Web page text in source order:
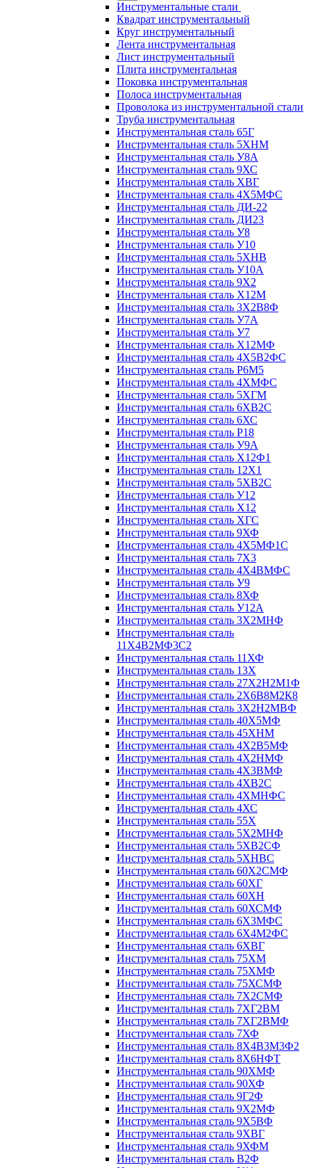
Инструментальные стали
Квадрат инструментальный
Круг инструментальный
Лента инструментальная
Лист инструментальный
Плита инструментальная
Поковка инструментальная
Полоса инструментальная
Проволока из инструментальной стали
Труба инструментальная
Инструментальная сталь 65Г
Инструментальная сталь 5ХНМ
Инструментальная сталь У8А
Инструментальная сталь 9ХС
Инструментальная сталь ХВГ
Инструментальная сталь 4Х5МФС
Инструментальная сталь ДИ-22
Инструментальная сталь ДИ23
Инструментальная сталь У8
Инструментальная сталь У10
Инструментальная сталь 5ХНВ
Инструментальная сталь У10А
Инструментальная сталь 9Х2
Инструментальная сталь Х12М
Инструментальная сталь 3Х2В8Ф
Инструментальная сталь У7А
Инструментальная сталь У7
Инструментальная сталь Х12МФ
Инструментальная сталь 4Х5В2ФС
Инструментальная сталь Р6М5
Инструментальная сталь 4ХМФС
Инструментальная сталь 5ХГМ
Инструментальная сталь 6ХВ2С
Инструментальная сталь 6ХС
Инструментальная сталь Р18
Инструментальная сталь У9А
Инструментальная сталь Х12Ф1
Инструментальная сталь 12Х1
Инструментальная сталь 5ХВ2С
Инструментальная сталь У12
Инструментальная сталь Х12
Инструментальная сталь ХГС
Инструментальная сталь 9ХФ
Инструментальная сталь 4Х5МФ1С
Инструментальная сталь 7Х3
Инструментальная сталь 4Х4ВМФС
Инструментальная сталь У9
Инструментальная сталь 8ХФ
Инструментальная сталь У12А
Инструментальная сталь 3Х2МНФ
Инструментальная сталь
11Х4В2МФ3С2
Инструментальная сталь 11ХФ
Инструментальная сталь 13Х
Инструментальная сталь 27Х2Н2М1Ф
Инструментальная сталь 2Х6В8М2К8
Инструментальная сталь 3Х2Н2МВФ
Инструментальная сталь 40Х5МФ
Инструментальная сталь 45ХНМ
Инструментальная сталь 4Х2В5МФ
Инструментальная сталь 4Х2НМФ
Инструментальная сталь 4Х3ВМФ
Инструментальная сталь 4ХВ2С
Инструментальная сталь 4ХМНФС
Инструментальная сталь 4ХС
Инструментальная сталь 55Х
Инструментальная сталь 5Х2МНФ
Инструментальная сталь 5ХВ2СФ
Инструментальная сталь 5ХНВС
Инструментальная сталь 60Х2СМФ
Инструментальная сталь 60ХГ
Инструментальная сталь 60ХН
Инструментальная сталь 60ХСМФ
Инструментальная сталь 6Х3МФС
Инструментальная сталь 6Х4М2ФС
Инструментальная сталь 6ХВГ
Инструментальная сталь 75ХМ
Инструментальная сталь 75ХМФ
Инструментальная сталь 75ХСМФ
Инструментальная сталь 7Х2СМФ
Инструментальная сталь 7ХГ2ВМ
Инструментальная сталь 7ХГ2ВМФ
Инструментальная сталь 7ХФ
Инструментальная сталь 8Х4В3М3Ф2
Инструментальная сталь 8Х6НФТ
Инструментальная сталь 90ХМФ
Инструментальная сталь 90ХФ
Инструментальная сталь 9Г2Ф
Инструментальная сталь 9Х2МФ
Инструментальная сталь 9Х5ВФ
Инструментальная сталь 9ХВГ
Инструментальная сталь 9ХФМ
Инструментальная сталь В2Ф